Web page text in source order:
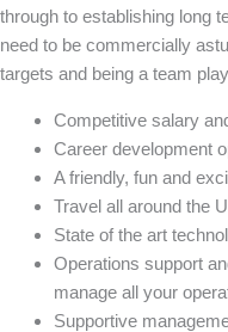
through to establishing long
need to be commercially
targets and being a team
Competitive salary
Career development
A friendly, fun and
Travel all around the
State of the art
Operations support
manage all your
Supportive